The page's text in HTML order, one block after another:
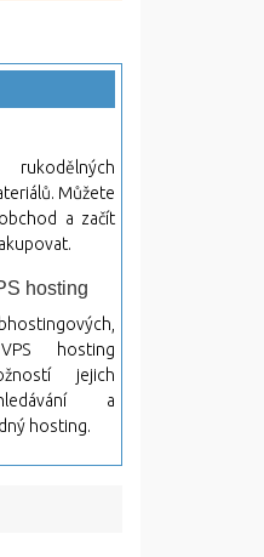
Můžete
a začít
hosting
hosting
jejich
a
hosting.